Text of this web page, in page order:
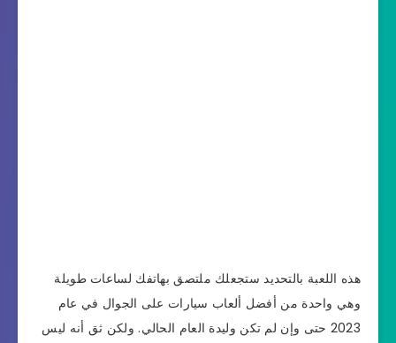
هذه اللعبة بالتحديد ستجعلك ملتصق بهاتفك لساعات طويلة
وهي واحدة من أفضل ألعاب سيارات على الجوال في عام
2023 حتى وإن لم تكن وليدة العام الحالي. ولكن ثق أنه ليس